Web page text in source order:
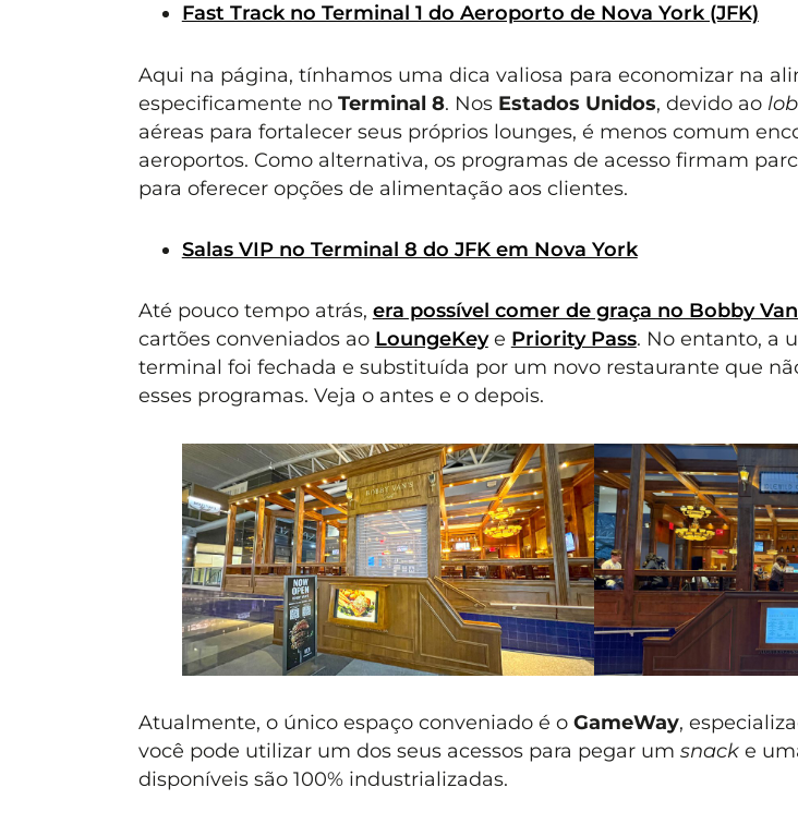
Fast Track no Terminal 1 do Aeroporto de Nova York (JFK)
Aqui na página, tínhamos uma dica valiosa para economizar na
especificamente no Terminal 8. NosEstados Unidos, devido ao
aéreas para fortalecer seus próprios lounges, é menos comum
aeroportos. Como alternativa, os programas de acesso firmam
para oferecer opções de alimentação aos clientes.
Salas VIP no Terminal 8 do JFK em Nova York
Até pouco tempo atrás, era possível comer de graça no Bobby
cartões conveniados ao LoungeKeye Priority Pass. No entanto, a
terminal foi fechada e substituída por um novo restaurante que
esses programas. Veja o antes e o depois.
Atualmente, o único espaço conveniado é o GameWay,
você pode utilizar um dos seus acessos para pegar um snacke
disponíveis são 100% industrializadas.